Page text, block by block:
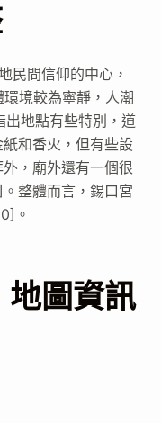
民間信仰的中心，
境較為寧靜，人潮
地點有些特別，道
和香火，但有些設
，廟外還有一個很
整體而言，錫口宮
。
地圖資訊